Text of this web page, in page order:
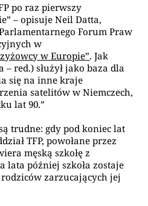
po raz pierwszy
– opisuje Neil Datta,
Forum Praw
w
w Europie”. Jak
red.) służył jako baza dla
się na inne kraje
satelitów w Niemczech,
lat 90.”
trudne: gdy pod koniec lat
TFP, powołane przez
męską szkołę z
lata później szkoła zostaje
zarzucających jej